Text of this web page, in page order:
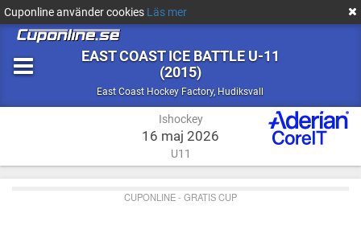
Cuponline använder cookies Läs mer
EAST COAST ICE BATTLE U-11
(2015)
East Coast Hockey Factory,Ishockey
HudiksvallHudiksvall
Ishockey
16 maj 2026
U11
CUPONLINE - GRATIS CUP